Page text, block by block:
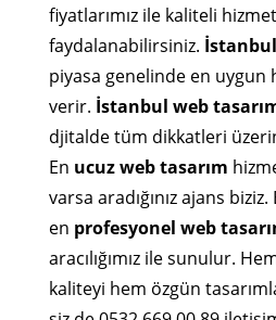
fiyatlarımız ile kaliteli
faydalanabilirsiniz.
piyasa genelinde en uygun
verir. İstanbul web
djitalde tüm dikkatleri
En ucuz web tasarım
varsa aradığınız ajans
en profesyonel web
aracılığımız ile sunulur.
kaliteyi hem özgün